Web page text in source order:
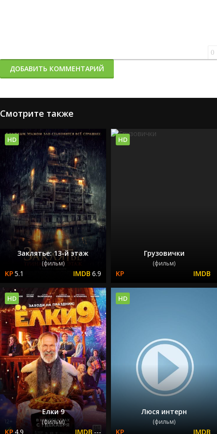
0
ДОБАВИТЬ КОММЕНТАРИЙ
Смотрите также
Заклятье: 13-й этаж
(фильм)
5.1 6.9
HD
Грузовички
(фильм)
HD
Елки 9
(фильм)
4.9 ---
HD
Люся интерн
(фильм)
HD